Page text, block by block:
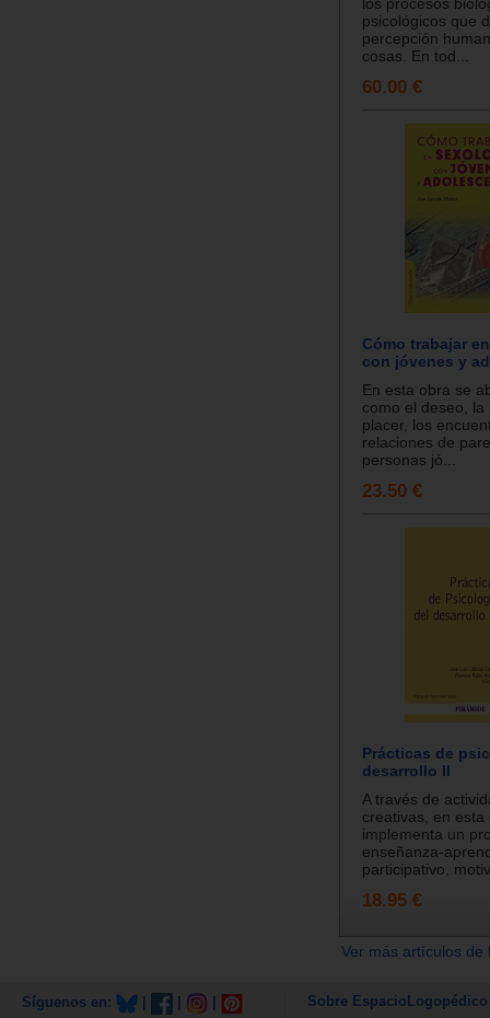
psicológicos que
percepción
cosas. En tod...
60.00 €
Cómo trabajar
con jóvenes y
En esta obra se
como el deseo, la
placer, los
relaciones de
personas jó...
23.50 €
Prácticas de
desarrollo II
A través de
creativas, en esta
implementa un
enseñanza-
participativo,
18.95 €
Ver más artículos
Síguenos en: Sobre EspacioLogopédico